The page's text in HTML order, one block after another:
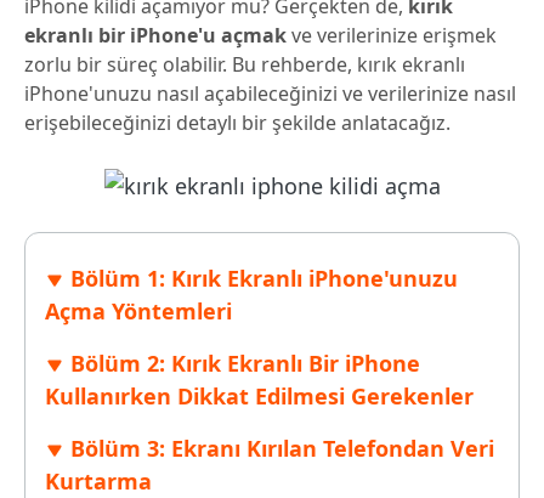
iPhone kilidi açamıyor mu? Gerçekten de, kırık
ekranlı bir iPhone'u açmakve verilerinize erişmek
zorlu bir süreç olabilir. Bu rehberde, kırık ekranlı
iPhone'unuzu nasıl açabileceğinizi ve verilerinize nasıl
erişebileceğinizi detaylı bir şekilde anlatacağız.
Bölüm 1: Kırık Ekranlı iPhone'unuzu
Açma Yöntemleri
Bölüm 2: Kırık Ekranlı Bir iPhone
Kullanırken Dikkat Edilmesi Gerekenler
Bölüm 3: Ekranı Kırılan Telefondan Veri
Kurtarma